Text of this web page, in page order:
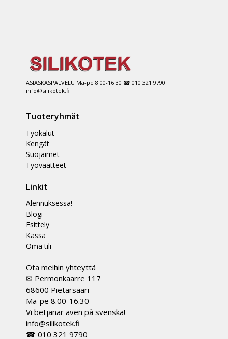
ASIASKASPALVELU Ma-pe 8.00-16.30 ☎ 010 321 9790
info@silikotek.fi
Tuoteryhmät
Työkalut
Kengät
Suojaimet
Työvaatteet
Linkit
Alennuksessa!
Blogi
Esittely
Kassa
Oma tili
Ota meihin yhteyttä
✉ Permonkaarre 117
68600 Pietarsaari
Ma-pe 8.00-16.30
Vi betjänar även på svenska!
info@silikotek.fi
☎ 010 321 9790